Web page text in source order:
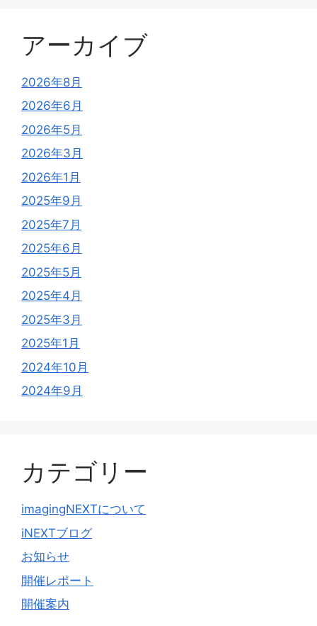
アーカイブ
2026年8月
2026年6月
2026年5月
2026年3月
2026年1月
2025年9月
2025年7月
2025年6月
2025年5月
2025年4月
2025年3月
2025年1月
2024年10月
2024年9月
カテゴリー
imagingNEXTについて
iNEXTブログ
お知らせ
開催レポート
開催案内